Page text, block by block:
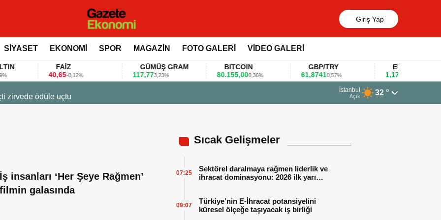
Giriş Yap
SİYASET EKONOMİ SPOR MAGAZİN FOTO GALERİ VİDEO GALERİ
40,65-0,12%
GÜMÜŞ GRAM
117,773,23%
BITCOIN
80.155,000,36%
GBP/TRY
61,87410,57%
EUR/USD
1,17810,47%
ile değerlendirdi
13 Mart 2026 - 06:55
Huawei KOBİ’ler için yapay zekâ
İstanbul
Açık 32 °
İş insanları ‘Her Şeye Rağmen’
filmin galasında
Sıcak Gelişmeler
Sektörel daralmaya rağmen liderlik ve
ihracat dominasyonu: 2026 ilk yarı
07:25
Türkiye’nin E-İhracat potansiyelini
küresel ölçeğe taşıyacak iş birliği
09:07